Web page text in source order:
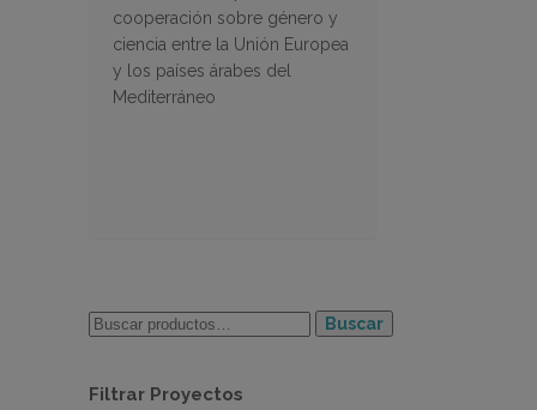
cooperación sobre género y
ciencia entre la Unión Europea
y los países árabes del
Mediterráneo
Buscar
Filtrar Proyectos